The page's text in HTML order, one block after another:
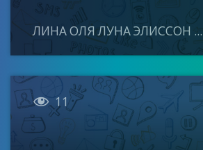
ЛИНА ОЛЯ ЛУНА ЭЛИССОН ...
 11